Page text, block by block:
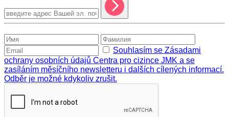
Souhlasím se Zásadami
ochrany osobních údajů Centra pro cizince JMK a se
zasíláním měsíčního newsletteru i dalších cílených informací.
Odběr je možné kdykoliv zrušit.